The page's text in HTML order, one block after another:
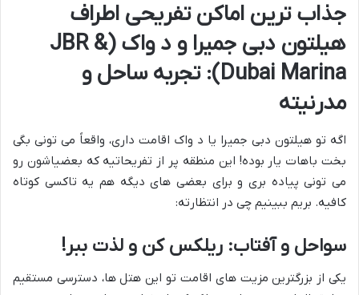
جذاب ترین اماکن تفریحی اطراف
هیلتون دبی جمیرا و د واک (JBR &
Dubai Marina): تجربه ساحل و
مدرنیته
اگه تو هیلتون دبی جمیرا یا د واک اقامت داری، واقعاً می تونی بگی
بخت باهات یار بوده! این منطقه پر از تفریحاتیه که بعضیاشون رو
می تونی پیاده بری و برای بعضی های دیگه هم یه تاکسی کوتاه
کافیه. بریم ببینیم چی در انتظارته:
سواحل و آفتاب: ریلکس کن و لذت ببر!
یکی از بزرگترین مزیت های اقامت تو این هتل ها، دسترسی مستقیم